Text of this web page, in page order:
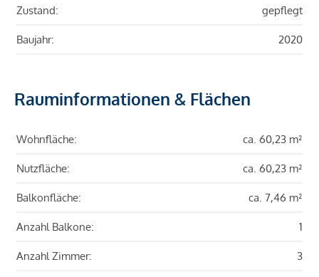
Zustand: gepflegt
Baujahr: 2020
Rauminformationen & Flächen
Wohnfläche: ca. 60,23 m²
Nutzfläche: ca. 60,23 m²
Balkonfläche: ca. 7,46 m²
Anzahl Balkone: 1
Anzahl Zimmer: 3